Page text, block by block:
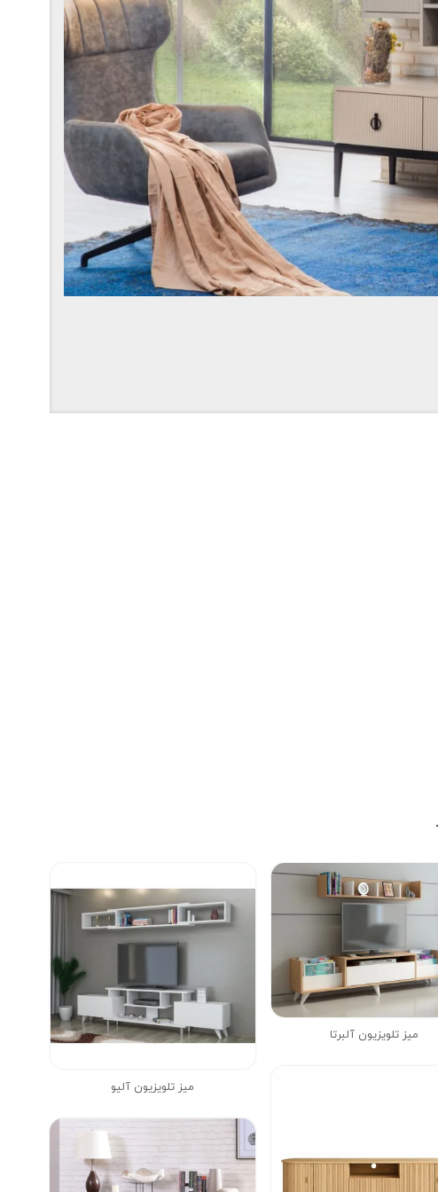
میز تلویزیون آلبرتا
میز تلویزیون آلیو